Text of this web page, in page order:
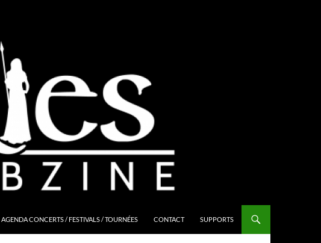
AGENDA CONCERTS / FESTIVALS / TOURNÉES CONTACT SUPPORTS